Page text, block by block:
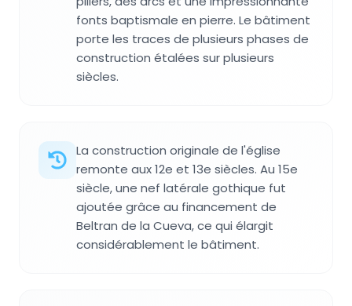
fonts baptismale en pierre. Le bâtiment
porte les traces de plusieurs phases de
construction étalées sur plusieurs
siècles.
La construction originale de l'église
remonte aux 12e et 13e siècles. Au 15e
siècle, une nef latérale gothique fut
ajoutée grâce au financement de
Beltran de la Cueva, ce qui élargit
considérablement le bâtiment.